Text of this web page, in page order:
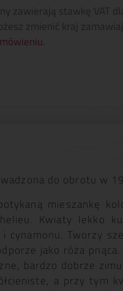
zawierają stawkę VAT
zmienić kraj
do obrotu w
mieszankę
Kwiaty lekko
Tworzy
jako róża
bardzo dobrze
a przy tym